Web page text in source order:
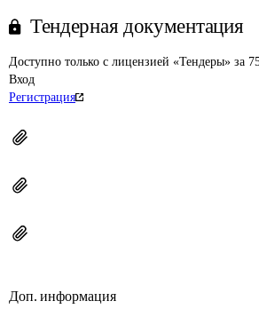
Тендерная документация
Доступно только с лицензией «Тендеры» за
Вход
Регистрация
Доп. информация